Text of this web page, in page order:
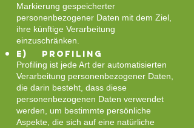
Markierung gespeicherter
personenbezogener Daten mit dem Ziel,
ihre künftige Verarbeitung
einzuschränken.
e) Profiling
Profiling ist jede Art der automatisierten
Verarbeitung personenbezogener Daten,
die darin besteht, dass diese
personenbezogenen Daten verwendet
werden, um bestimmte persönliche
Aspekte, die sich auf eine natürliche